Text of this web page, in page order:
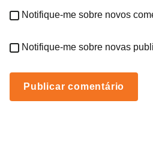
Notifique-me sobre novos
Notifique-me sobre novas